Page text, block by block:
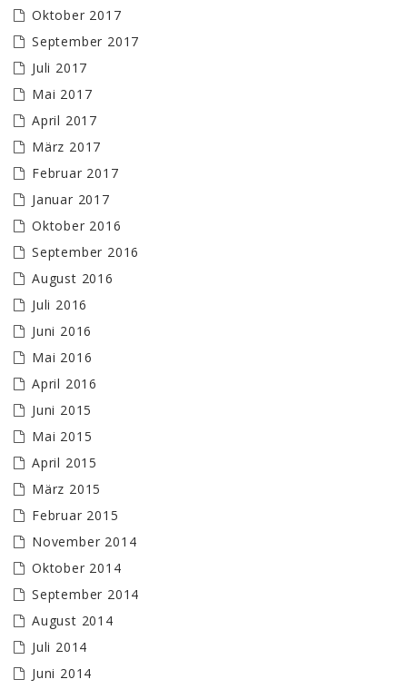
Oktober 2017
September 2017
Juli 2017
Mai 2017
April 2017
März 2017
Februar 2017
Januar 2017
Oktober 2016
September 2016
August 2016
Juli 2016
Juni 2016
Mai 2016
April 2016
Juni 2015
Mai 2015
April 2015
März 2015
Februar 2015
November 2014
Oktober 2014
September 2014
August 2014
Juli 2014
Juni 2014